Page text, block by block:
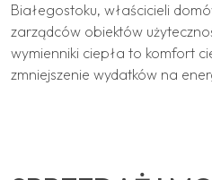
Białegostoku, właścicieli
zarządców obiektów
wymienniki ciepła to komfort
zmniejszenie wydatków na